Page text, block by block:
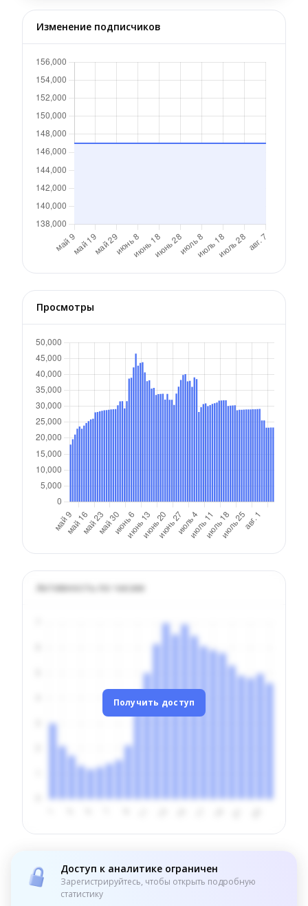
Изменение подписчиков
Просмотры
Активность по часам
Получить доступ
Доступ к аналитике ограничен
Зарегистрируйтесь, чтобы открыть подробную
статистику